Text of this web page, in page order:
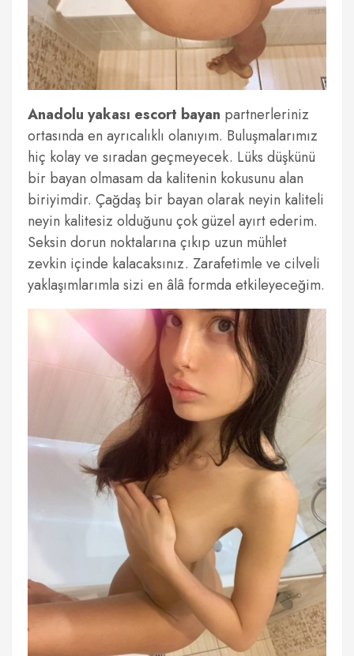
Anadolu yakası escort bayan partnerleriniz
ortasında en ayrıcalıklı olanıyım. Buluşmalarımız
hiç kolay ve sıradan geçmeyecek. Lüks düşkünü
bir bayan olmasam da kalitenin kokusunu alan
biriyimdir. Çağdaş bir bayan olarak neyin kaliteli
neyin kalitesiz olduğunu çok güzel ayırt ederim.
Seksin dorun noktalarına çıkıp uzun mühlet
zevkin içinde kalacaksınız. Zarafetimle ve cilveli
yaklaşımlarımla sizi en âlâ formda etkileyeceğim.